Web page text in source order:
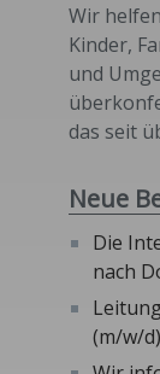
Wir
Kinder,
und
das seit
Neue
Die
nach
(m/w/